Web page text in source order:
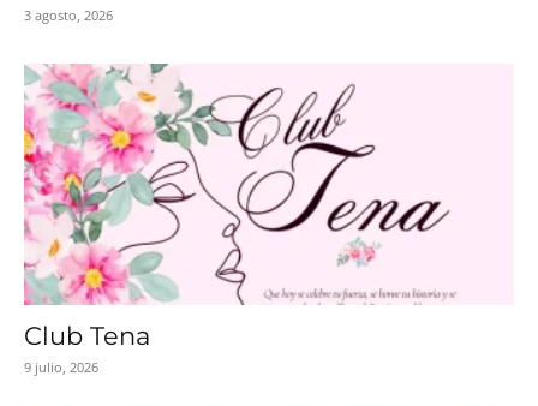
3 agosto, 2026
Club Tena
9 julio, 2026